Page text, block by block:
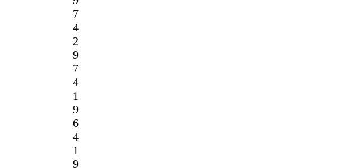
7
4
2
9
7
4
1
9
6
4
1
9